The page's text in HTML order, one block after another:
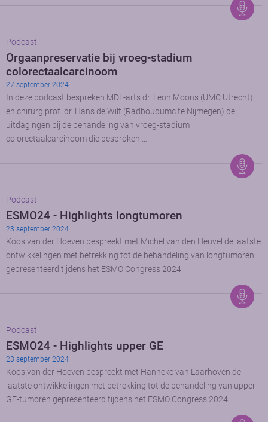
Podcast
Orgaanpreservatie bij vroeg-stadium
colorectaalcarcinoom
27 september 2024
In deze podcast bespreken MDL-arts dr. Leon Moons (UMC Utrecht)
en chirurg prof. dr. Hans de Wilt (Radboudumc te Nijmegen) de
uitdagingen bij de behandeling van vroeg-stadium
colorectaalcarcinoom die besproken …
Podcast
ESMO24 - Highlights longtumoren
23 september 2024
Koos van der Hoeven bespreekt met Michel van den Heuvel de laatste
ontwikkelingen met betrekking tot de behandeling van longtumoren
gepresenteerd tijdens het ESMO Congress 2024.
Podcast
ESMO24 - Highlights upper GE
23 september 2024
Koos van der Hoeven bespreekt met Hanneke van Laarhoven de
laatste ontwikkelingen met betrekking tot de behandeling van upper
GE-tumoren gepresenteerd tijdens het ESMO Congress 2024.